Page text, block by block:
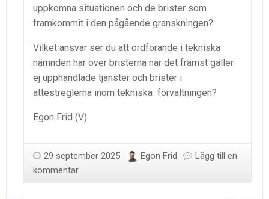
uppkomna situationen och de brister som
framkommit i den pågående granskningen?
Vilket ansvar ser du att ordförande i tekniska
nämnden har över bristerna när det främst gäller
ej upphandlade tjänster och brister i
attestreglerna inom tekniska förvaltningen?
Egon Frid (V)
29 september 2025 Egon Frid
Lägg till en
kommentar